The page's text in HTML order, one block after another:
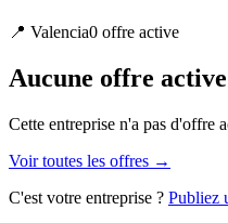
📍 Valencia0 offre active
Aucune offre
Cette entreprise n'a pas d'offre
Voir toutes les offres →
C'est votre entreprise ? Publiez